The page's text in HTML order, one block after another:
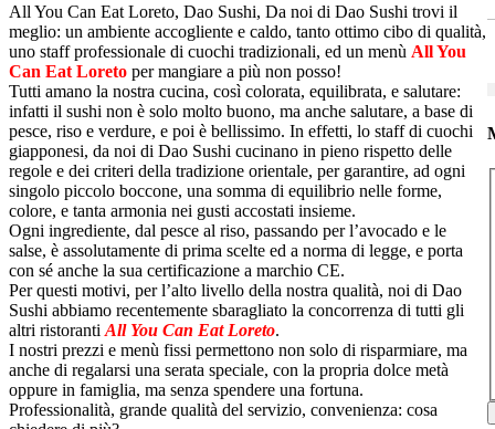
All You Can Eat Loreto, Dao Sushi, Da noi di Dao Sushi trovi il
meglio: un ambiente accogliente e caldo, tanto ottimo cibo di qualità,
uno staff professionale di cuochi tradizionali, ed un menù All You
Can Eat Loreto per mangiare a più non posso!
Tutti amano la nostra cucina, così colorata, equilibrata, e salutare:
infatti il sushi non è solo molto buono, ma anche salutare, a base di
pesce, riso e verdure, e poi è bellissimo. In effetti, lo staff di cuochi
giapponesi, da noi di Dao Sushi cucinano in pieno rispetto delle
regole e dei criteri della tradizione orientale, per garantire, ad ogni
singolo piccolo boccone, una somma di equilibrio nelle forme,
colore, e tanta armonia nei gusti accostati insieme.
Ogni ingrediente, dal pesce al riso, passando per l’avocado e le
salse, è assolutamente di prima scelte ed a norma di legge, e porta
con sé anche la sua certificazione a marchio CE.
Per questi motivi, per l’alto livello della nostra qualità, noi di Dao
Sushi abbiamo recentemente sbaragliato la concorrenza di tutti gli
altri ristoranti All You Can Eat Loreto.
I nostri prezzi e menù fissi permettono non solo di risparmiare, ma
anche di regalarsi una serata speciale, con la propria dolce metà
oppure in famiglia, ma senza spendere una fortuna.
Professionalità, grande qualità del servizio, convenienza: cosa